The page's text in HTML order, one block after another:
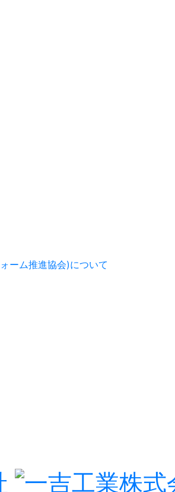
ーム推進協会)について